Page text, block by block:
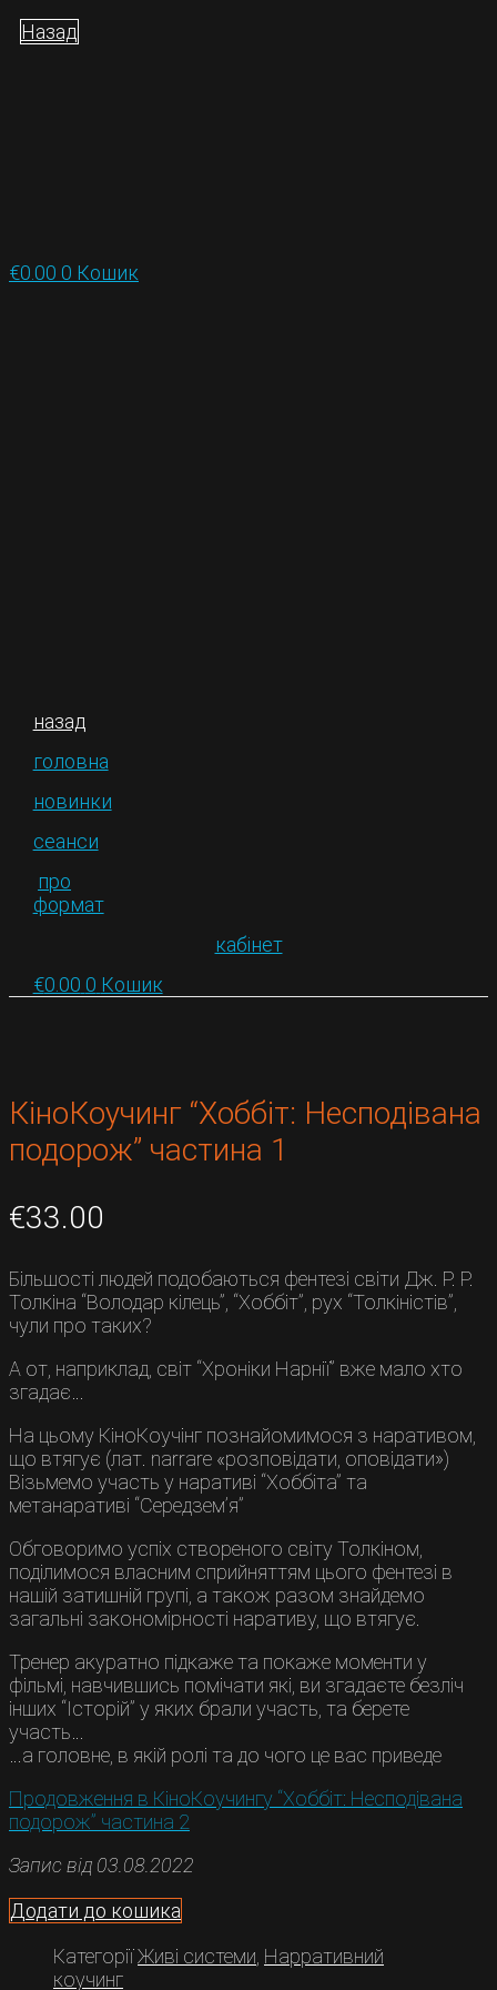
Назад
€0.00 0 Кошик
назад
головна
новинки
сеанси
про
формат
кабінет
€0.00 0 Кошик
КіноКоучинг “Хоббіт: Несподівана
подорож” частина 1
€33.00
Більшості людей подобаються фентезі світи Дж. Р. Р.
Толкіна “Володар кілець”, “Хоббіт”, рух “Толкіністів”,
чули про таких?
А от, наприклад, світ “Хроніки Нарнії” вже мало хто
згадає…
На цьому КіноКоучінг познайомимося з наративом,
що втягує (лат. narrare «розповідати, оповідати»)
Візьмемо участь у наративі “Хоббіта” та
метанаративі “Середзем’я”
Обговоримо успіх створеного світу Толкіном,
поділимося власним сприйняттям цього фентезі в
нашій затишній групі, а також разом знайдемо
загальні закономірності наративу, що втягує.
Тренер акуратно підкаже та покаже моменти у
фільмі, навчившись помічати які, ви згадаєте безліч
інших “Історій” у яких брали участь, та берете
участь…
…а головне, в якій ролі та до чого це вас приведе
Продовження в КіноКоучингу “Хоббіт: Несподівана
подорож” частина 2
Запис від 03.08.2022
Додати до кошика
Категорії Живі системи Нарративний
коучинг